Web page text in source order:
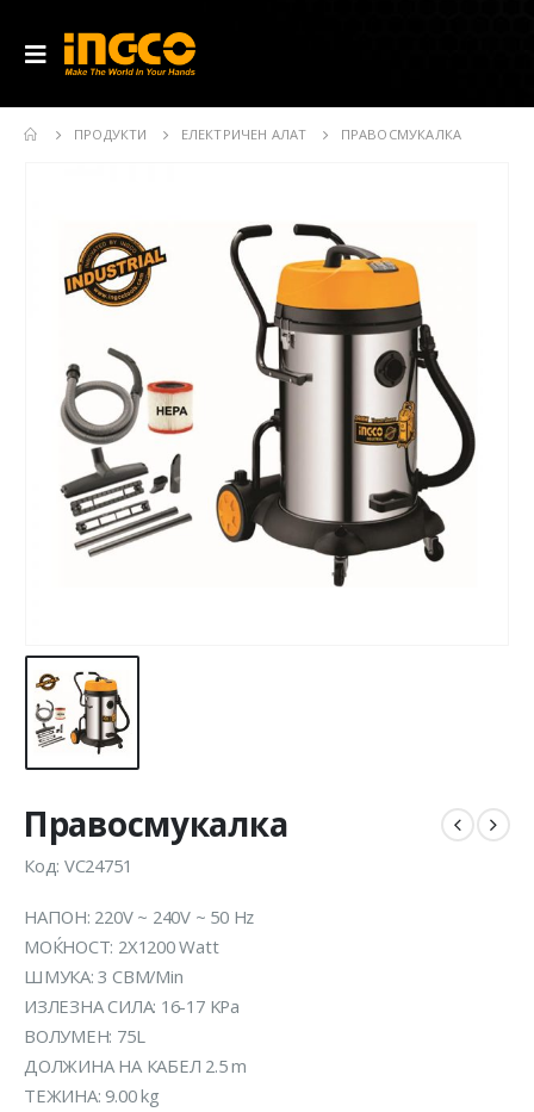
ПРОДУКТИ ЕЛЕКТРИЧЕН АЛАТ ПРАВОСМУКАЛКА
Правосмукалка
Код: VC24751
НАПОН: 220V ~ 240V ~ 50 Hz
МОЌНОСТ: 2X1200 Watt
ШМУКА: 3 CBM/Min
ИЗЛЕЗНА СИЛА: 16-17 KPa
ВОЛУМЕН: 75L
ДОЛЖИНА НА КАБЕЛ 2.5 m
ТЕЖИНА: 9.00 kg